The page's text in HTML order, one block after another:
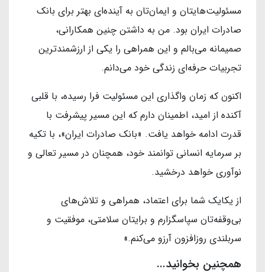
مسئولیت‌هایتان و ایمان‌تان به آینده‌ای بهتر برای بانک
صادرات ایران بود. من به داشتن چنین همکارانی،
صمیمانه می‌بالم و این همراهی را یکی از ارزشمندترین
تجربیات حرفه‌ای زندگی خود می‌دانم.
اکنون که زمان واگذاری این مسئولیت فرا رسیده، با قلبی
آکنده از امید، اطمینان دارم که این مسیر پیشرفت با
قدرت ادامه خواهد یافت. «بانک صادرات ایران»، با تکیه
بر سرمایه انسانی توانمند خود، همچنان در مسیر تعالی و
نوآوری خواهد درخشید.
از یکایک شما برای اعتماد، همراهی و تلاش‌های
بی‌وقفه‌تان سپاسگزارم و برایتان سلامتی، موفقیت و
سربلندی روزافزون آرزو می‌کنم.»
همچنین بخوانید...